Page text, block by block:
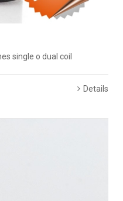
single o dual coil
Details